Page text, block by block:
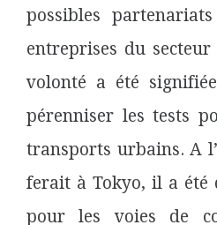
possibles
entreprises du
volonté a été
pérenniser les tests
transports urbains. A
ferait à Tokyo, il a été
pour les voies de